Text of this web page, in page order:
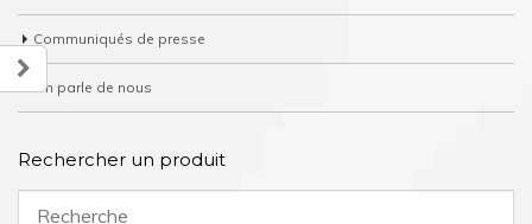
Communiqués de presse
On parle de nous
Rechercher un produit